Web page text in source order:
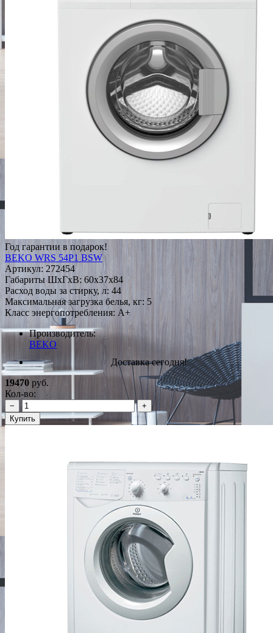
Год гарантии в подарок!
BEKO WRS 54P1 BSW
Артикул: 272454
Габариты ШxГxВ: 60x37x84
Расход воды за стирку, л: 44
Максимальная загрузка белья, кг: 5
Класс энергопотребления: A+
Производитель:
BEKO
Доставка сегодня!
19470 руб.
Кол-во:
−
+
Купить